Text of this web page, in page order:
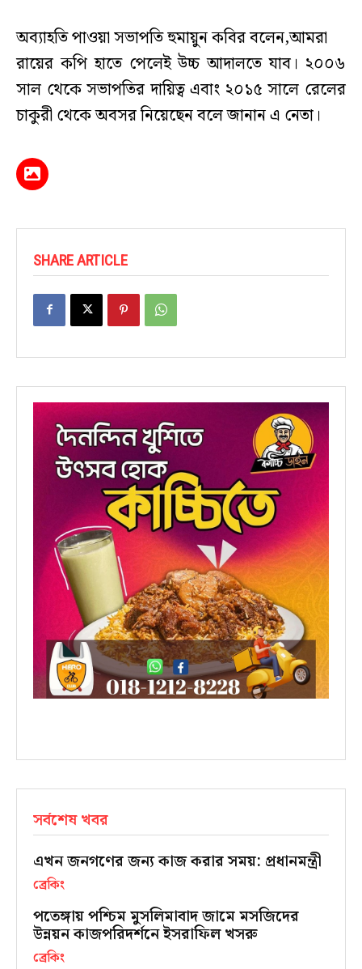
অব্যাহতি পাওয়া সভাপতি হুমায়ুন কবির বলেন,আমরা
রায়ের কপি হাতে পেলেই উচ্চ আদালতে যাব। ২০০৬
সাল থেকে সভাপতির দায়িত্ব এবাং ২০১৫ সালে রেলের
চাকুরী থেকে অবসর নিয়েছেন বলে জানান এ নেতা।
SHARE ARTICLE
সর্বশেষ খবর
এখন জনগণের জন্য কাজ করার সময়: প্রধানমন্ত্রী
ব্রেকিং
পতেঙ্গায় পশ্চিম মুসলিমাবাদ জামে মসজিদের
উন্নয়ন কাজপরিদর্শনে ইসরাফিল খসরু
ব্রেকিং